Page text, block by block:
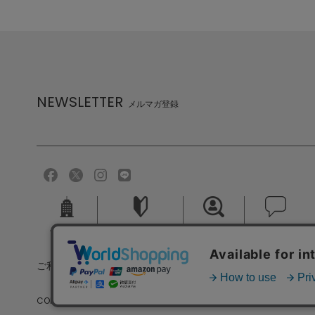
NEWSLETTER メルマガ登録
会社概要 ご利用ガイド 採用情報 お問い合せ
ご利用規約 個人情報保護方針
COPYRIGHT (C) MELROSE CO.,LTD.ALL RIGHTS RESERVED.